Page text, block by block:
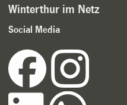
Winterthur im Netz
Social Media